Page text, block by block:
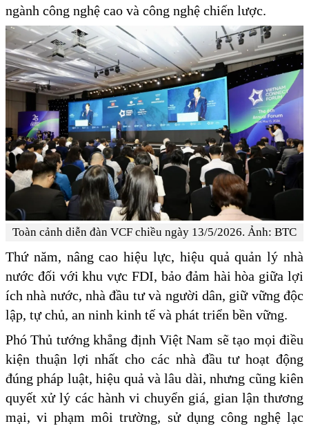
ngành công nghệ cao và công nghệ chiến lược.
Toàn cảnh diễn đàn VCF chiều ngày 13/5/2026. Ảnh: BTC
Thứ năm, nâng cao hiệu lực, hiệu quả quản lý nhà
nước đối với khu vực FDI, bảo đảm hài hòa giữa lợi
ích nhà nước, nhà đầu tư và người dân, giữ vững độc
lập, tự chủ, an ninh kinh tế và phát triển bền vững.
Phó Thủ tướng khẳng định Việt Nam sẽ tạo mọi điều
kiện thuận lợi nhất cho các nhà đầu tư hoạt động
đúng pháp luật, hiệu quả và lâu dài, nhưng cũng kiên
quyết xử lý các hành vi chuyển giá, gian lận thương
mại, vi phạm môi trường, sử dụng công nghệ lạc